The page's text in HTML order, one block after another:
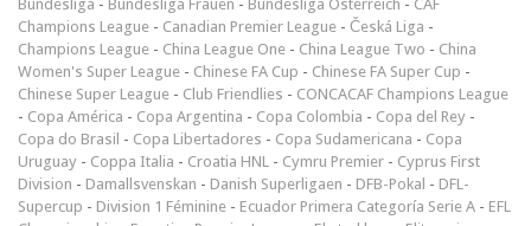
Bundesliga - Bundesliga Frauen - Bundesliga Österreich - CAF
Champions League - Canadian Premier League - Česká Liga -
Champions League - China League One - China League Two - China
Women's Super League - Chinese FA Cup - Chinese FA Super Cup -
Chinese Super League - Club Friendlies - CONCACAF Champions League
- Copa América - Copa Argentina - Copa Colombia - Copa del Rey -
Copa do Brasil - Copa Libertadores - Copa Sudamericana - Copa
Uruguay - Coppa Italia - Croatia HNL - Cymru Premier - Cyprus First
Division - Damallsvenskan - Danish Superligaen - DFB-Pokal - DFL-
Supercup - Division 1 Féminine - Ecuador Primera Categoría Serie A - EFL